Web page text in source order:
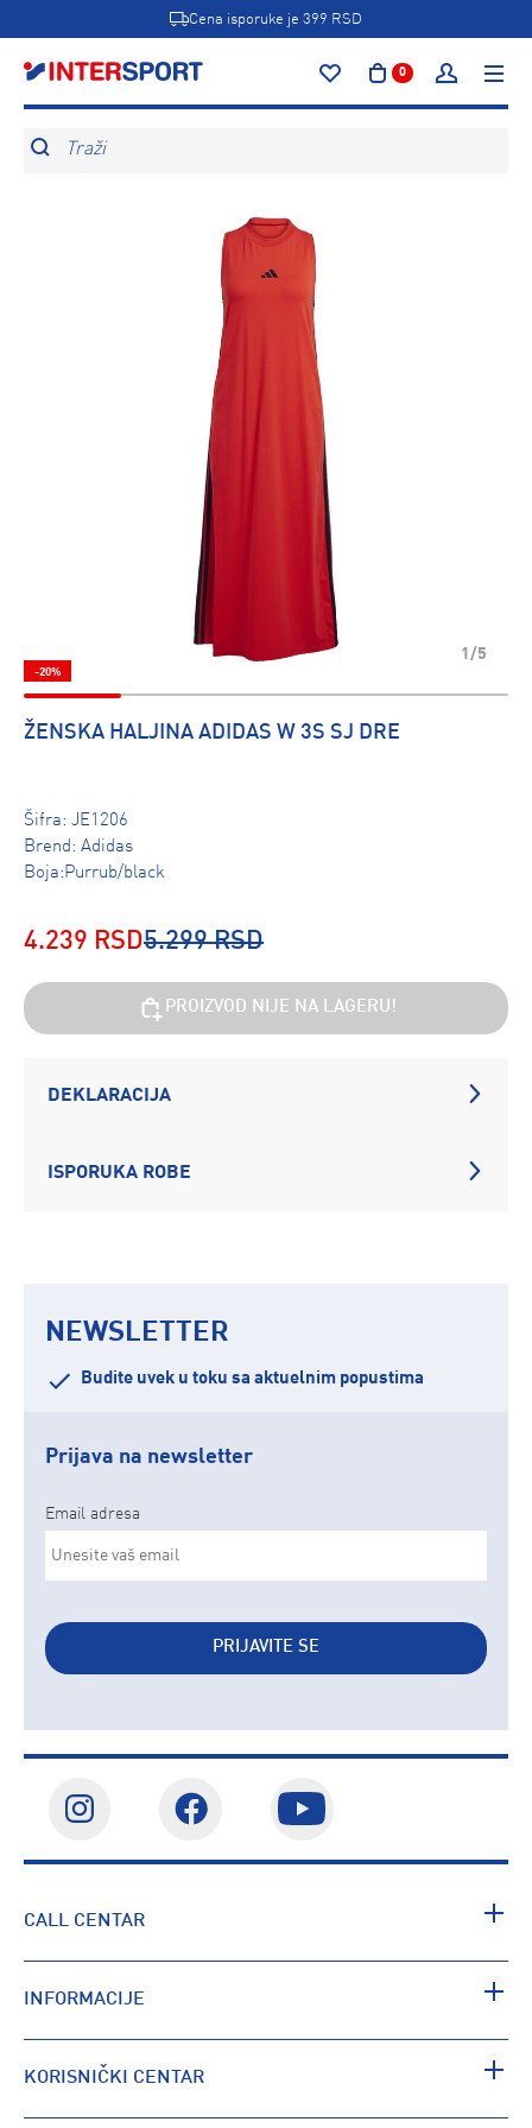
Cena isporuke je 399 RSD
0
Traži
1/5
-20%
ŽENSKA HALJINA ADIDAS W 3S SJ DRE
Šifra: JE1206
Brend: Adidas
Boja:Purrub/black
4.239 RSD5.299 RSD
PROIZVOD NIJE NA LAGERU!
DEKLARACIJA
ISPORUKA ROBE
NEWSLETTER
Budite uvek u toku sa aktuelnim popustima
Prijava na newsletter
Email adresa
PRIJAVITE SE
CALL CENTAR
INFORMACIJE
KORISNIČKI CENTAR